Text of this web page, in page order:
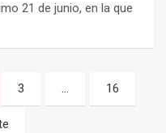
21 de junio, en la que
3 … 16